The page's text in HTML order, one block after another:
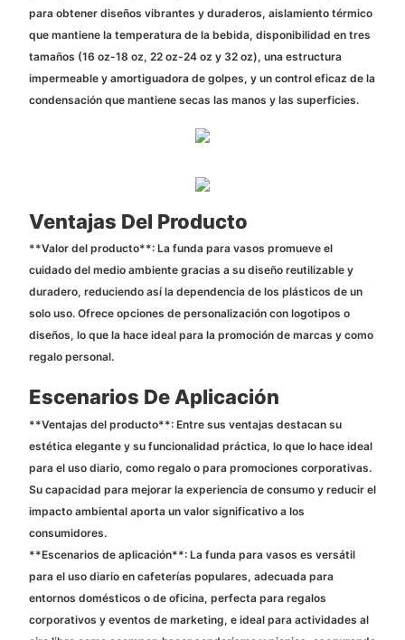
para obtener diseños vibrantes y duraderos, aislamiento térmico
que mantiene la temperatura de la bebida, disponibilidad en tres
tamaños (16 oz-18 oz, 22 oz-24 oz y 32 oz), una estructura
impermeable y amortiguadora de golpes, y un control eficaz de la
condensación que mantiene secas las manos y las superficies.
Ventajas Del Producto
**Valor del producto**: La funda para vasos promueve el
cuidado del medio ambiente gracias a su diseño reutilizable y
duradero, reduciendo así la dependencia de los plásticos de un
solo uso. Ofrece opciones de personalización con logotipos o
diseños, lo que la hace ideal para la promoción de marcas y como
regalo personal.
Escenarios De Aplicación
**Ventajas del producto**: Entre sus ventajas destacan su
estética elegante y su funcionalidad práctica, lo que lo hace ideal
para el uso diario, como regalo o para promociones corporativas.
Su capacidad para mejorar la experiencia de consumo y reducir el
impacto ambiental aporta un valor significativo a los
consumidores.
**Escenarios de aplicación**: La funda para vasos es versátil
para el uso diario en cafeterías populares, adecuada para
entornos domésticos o de oficina, perfecta para regalos
corporativos y eventos de marketing, e ideal para actividades al